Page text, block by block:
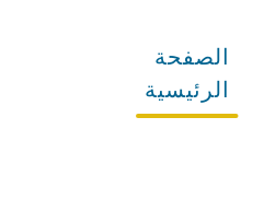
الصفحة
الرئيسية